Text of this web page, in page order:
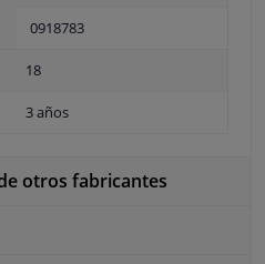
0918783
18
3 años
otros fabricantes